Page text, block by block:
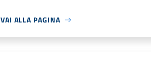
VAI ALLA PAGINA